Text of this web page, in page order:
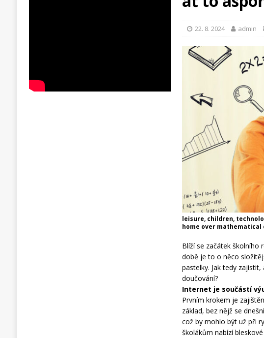
22. 8. 2024 admin
leisure, children,
home over mathematical
Blíží se začátek školního
době je to o něco
pastelky. Jak tedy
doučování?
Internet je součástí
Prvním krokem je
základ, bez nějž se
což by mohlo být už při
školákům nabízí